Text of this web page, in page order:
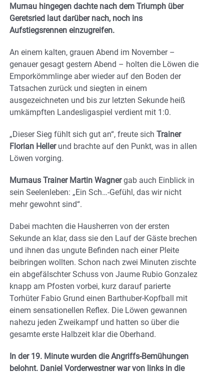
Murnau hingegen dachte nach dem Triumph über
Geretsried laut darüber nach, noch ins
Aufstiegsrennen einzugreifen.
An einem kalten, grauen Abend im November –
genauer gesagt gestern Abend – holten die Löwen die
Emporkömmlinge aber wieder auf den Boden der
Tatsachen zurück und siegten in einem
ausgezeichneten und bis zur letzten Sekunde heiß
umkämpften Landesligaspiel verdient mit 1:0.
„Dieser Sieg fühlt sich gut an“, freute sich Trainer
Florian Hellerund brachte auf den Punkt, was in allen
Löwen vorging.
Murnaus Trainer Martin Wagnergab auch Einblick in
sein Seelenleben: „Ein Sch…-Gefühl, das wir nicht
mehr gewohnt sind“.
Dabei machten die Hausherren von der ersten
Sekunde an klar, dass sie den Lauf der Gäste brechen
und ihnen das ungute Befinden nach einer Pleite
beibringen wollten. Schon nach zwei Minuten zischte
ein abgefälschter Schuss von Jaume Rubio Gonzalez
knapp am Pfosten vorbei, kurz darauf parierte
Torhüter Fabio Grund einen Barthuber-Kopfball mit
einem sensationellen Reflex. Die Löwen gewannen
nahezu jeden Zweikampf und hatten so über die
gesamte erste Halbzeit klar die Oberhand.
In der 19. Minute wurden die Angriffs-Bemühungen
belohnt. Daniel Vorderwestner war von links in die